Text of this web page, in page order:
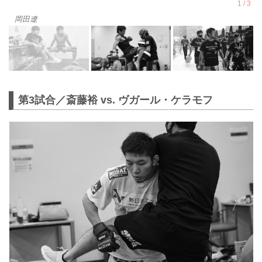
岡田遼
第3試合／斎藤裕 vs. ヴガール・ケラモフ